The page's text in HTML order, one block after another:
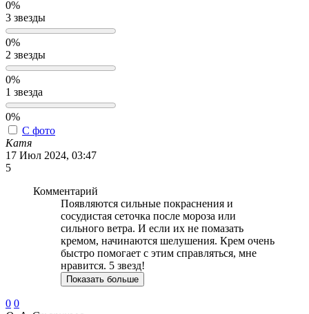
0%
3 звезды
0%
2 звезды
0%
1 звезда
0%
С фото
Катя
17 Июл 2024, 03:47
5
Комментарий
Появляются сильные покраснения и
сосудистая сеточка после мороза или
сильного ветра. И если их не помазать
кремом, начинаются шелушения. Крем очень
быстро помогает с этим справляться, мне
нравится. 5 звезд!
Показать больше
0 0